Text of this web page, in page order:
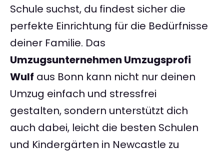
Schule suchst, du findest sicher die
perfekte Einrichtung für die Bedürfnisse
deiner Familie. Das
Umzugsunternehmen Umzugsprofi
Wulf aus Bonn kann nicht nur deinen
Umzug einfach und stressfrei
gestalten, sondern unterstützt dich
auch dabei, leicht die besten Schulen
und Kindergärten in Newcastle zu